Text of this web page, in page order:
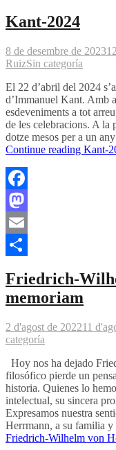
Kant-2024
8 de desembre de 2023
RuizSin categoría
El 22 d’abril del 2024
d’Immanuel Kant. Amb
esdeveniments a tot
de les celebracions. A la
dotze mesos per a un
Continue reading Kant-
Facebook
Mastodon
Email
Friedrich-
memoriam
2 d'agost de 202211
categoría
Hoy nos ha dejado
filosófico pierde un
historia. Quienes lo
intelectual, su sincera
Expresamos nuestra
Herrmann, a su familia
Friedrich-Wilhelm von